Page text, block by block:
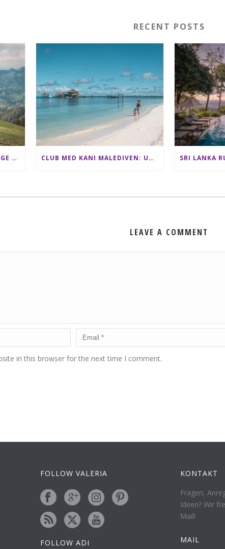
RECENT POSTS
FRIBOURG: 7 TOLLE AUSFLÜGE FÜR FAMILIEN VON CHARMEY BIS LES PACCOTS CLUB MED KANI MALEDIVEN: UNSERE ERFAHRUNGEN IM ALL-INCLUSIVE PARADIES
LEAVE A COMMENT
in this browser for the next time I comment.
FOLLOW VALERIA
FOLLOW ADI
KONTAKT
Fragen,
Ideen? Wir
Mail!
MAIL